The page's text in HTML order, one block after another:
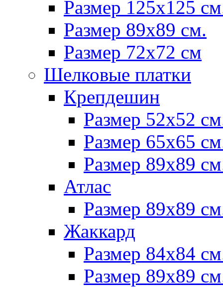
Размер 125х125
Размер 89х89 см.
Размер 72x72 см
Шелковые платки
Крепдешин
Размер 52х52
Размер 65х65
Размер 89х89
Атлас
Размер 89х89
Жаккард
Размер 84х84
Размер 89х89